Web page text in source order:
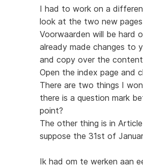
I had to work on a
look at the two new
Voorwaarden will be hard
already made changes to
and copy over the
Open the index page and
There are two things I
there is a question mark
point?
The other thing is in
suppose the 31st of
Ik had om te werken aan